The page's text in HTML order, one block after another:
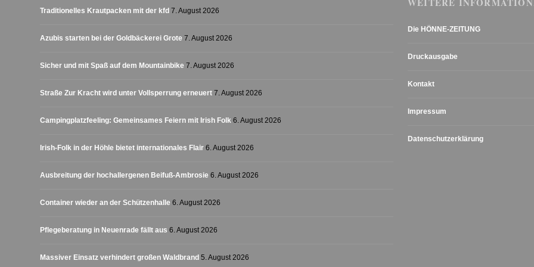
Traditionelles Krautpacken mit der kfd 7. August 2026
Azubis starten bei der Goldbäckerei Grote 7. August 2026
Sicher und mit Spaß auf dem Mountainbike 7. August 2026
Straße Zur Kracht wird unter Vollsperrung erneuert 7. August 2026
Campingplatzfeeling: Gemeinsames Feiern mit Irish Folk 6. August 2026
Irish-Folk in der Höhle bietet internationales Flair 6. August 2026
Ausbreitung der hochallergenen Beifuß-Ambrosie 6. August 2026
Container wieder an der Schützenhalle 6. August 2026
Pflegeberatung in Neuenrade fällt aus 6. August 2026
Massiver Einsatz verhindert großen Waldbrand 5. August 2026
Die HÖNNE-ZEITUNG
Druckausgabe
Kontakt
Impressum
Datenschutzerklärung